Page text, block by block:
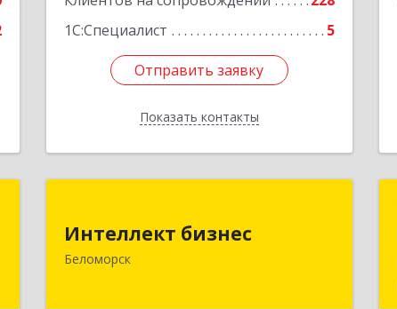
1С:Специалист
5
Отправить заявку
Показать контакты
Отправить заявку
Назад
Интеллект бизнес
Беломорск